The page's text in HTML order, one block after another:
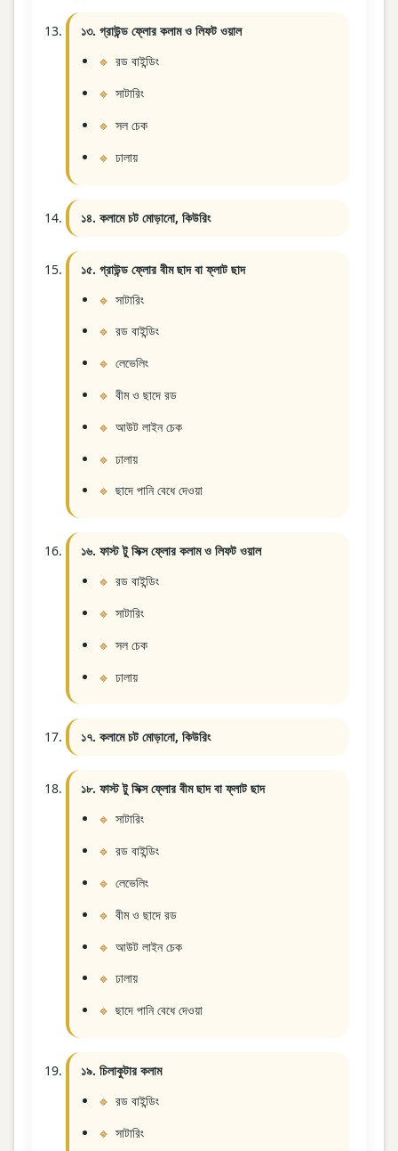
১৩. গ্রাউন্ড ফ্লোর কলাম ও লিফট ওয়াল
রড বাইন্ডিং
সাটারিং
সল চেক
ঢালায়
১৪. কলামে চট মোড়ানো, কিউরিং
১৫. গ্রাউন্ড ফ্লোর বীম ছাদ বা ফ্লাট ছাদ
সাটারিং
রড বাইন্ডিং
লেভেলিং
বীম ও ছাদে রড
আউট লাইন চেক
ঢালায়
ছাদে পানি বেধে দেওয়া
১৬. ফাস্ট টু সিক্স ফ্লোর কলাম ও লিফট ওয়াল
রড বাইন্ডিং
সাটারিং
সল চেক
ঢালায়
১৭. কলামে চট মোড়ানো, কিউরিং
১৮. ফাস্ট টু সিক্স ফ্লোর বীম ছাদ বা ফ্লাট ছাদ
সাটারিং
রড বাইন্ডিং
লেভেলিং
বীম ও ছাদে রড
আউট লাইন চেক
ঢালায়
ছাদে পানি বেধে দেওয়া
১৯. চিলাকুটার কলাম
রড বাইন্ডিং
সাটারিং